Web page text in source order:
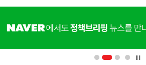
기
사
단
배